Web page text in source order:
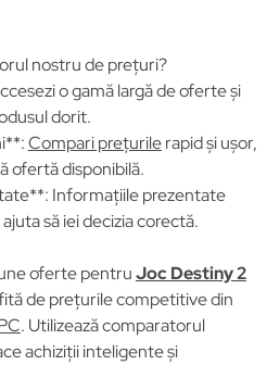
nostru de prețuri?
o gamă largă de oferte și
dorit.
Compari prețurilerapid și ușor,
ofertă disponibilă.
Informațiile prezentate
să iei decizia corectă.
oferte pentruJoc Destiny 2
de prețurile competitive din
. Utilizează comparatorul
achiziții inteligente și